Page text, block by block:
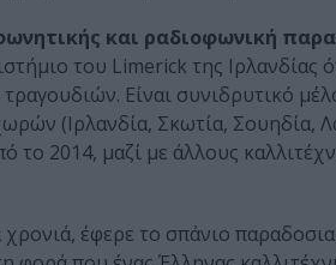
και ραδιοφωνική
του Limerick της Ιρλανδίας
Είναι συνιδρυτικό
(Ιρλανδία, Σκωτία, Σουηδία,
το 2014, μαζί με άλλους
χρονιά, έφερε το σπάνιο